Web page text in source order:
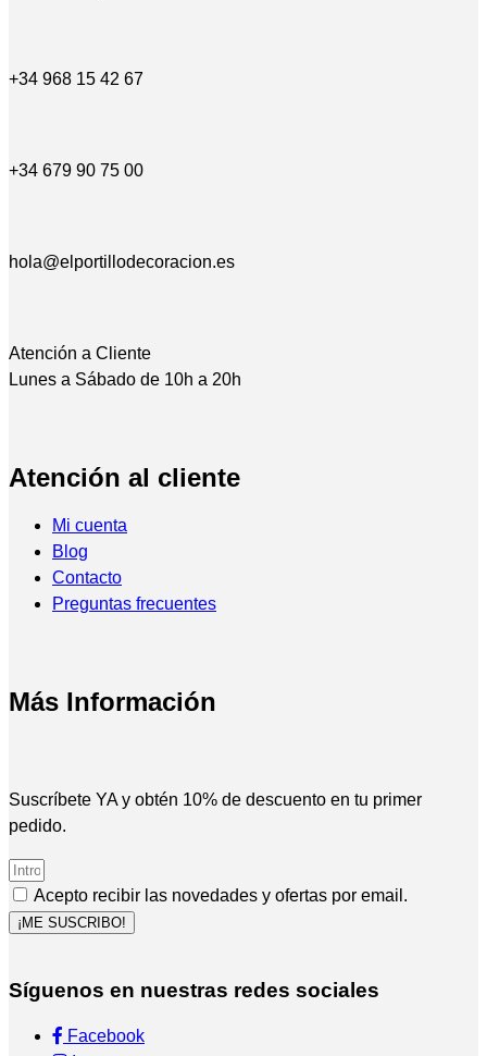
+34 968 15 42 67
+34 679 90 75 00
hola@elportillodecoracion.es
Atención a Cliente
Lunes a Sábado de 10h a 20h
Atención al cliente
Mi cuenta
Blog
Contacto
Preguntas frecuentes
Más Información
Suscríbete YA y obtén 10% de descuento en tu primer
pedido.
Acepto recibir las novedades y ofertas por email.
¡ME SUSCRIBO!
Síguenos en nuestras redes sociales
Facebook